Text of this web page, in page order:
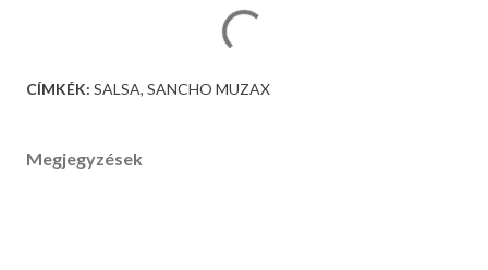
CÍMKÉK: SALSA SANCHO MUZAX
Megjegyzések